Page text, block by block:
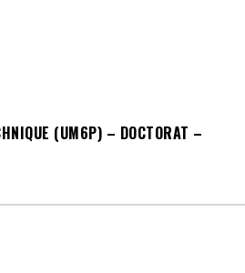
(UM6P) – DOCTORAT –